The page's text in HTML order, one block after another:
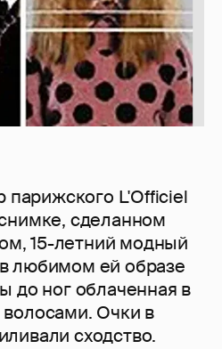
L'Officiel
сделанном
15-летний модный
любимом ей образе
до ног облаченная в
Очки в
сходство.